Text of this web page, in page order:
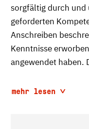
sorgfältig durch und
geforderten
Anschreiben
Kenntnisse
angewendet haben.
mehr lesen